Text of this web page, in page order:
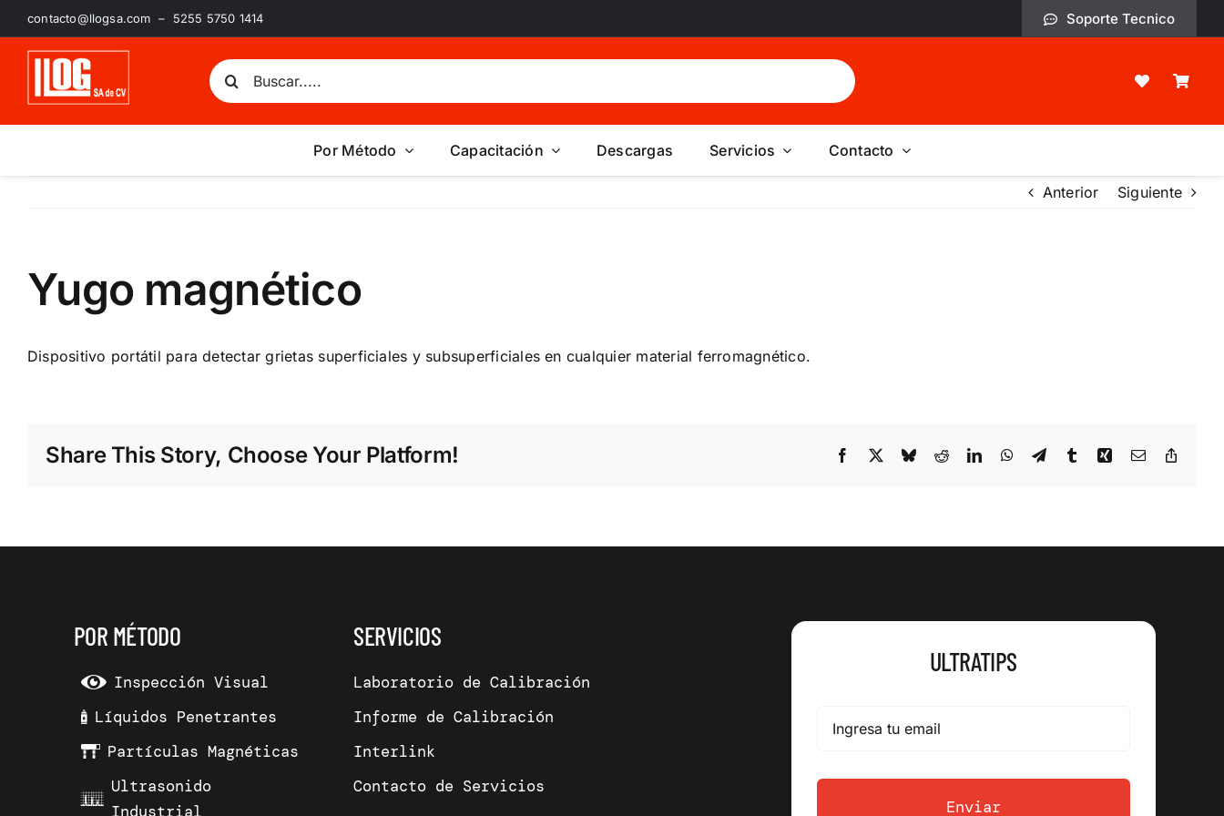
Saltar
al
contenido
contacto@llogsa.com – 5255 5750 1414 Soporte Tecnico
Buscar:
Por Método Capacitación Descargas Servicios Contacto
Anterior Siguiente
Yugo magnético
Dispositivo portátil para detectar grietas superficiales y subsuperficiales en cualquier material ferromagnético.
Share This Story, Choose Your Platform! Facebook
X BlueskyRedditLinkedInWhatsApp
TelegramTumblrXing Correo
POR MÉTODO
Inspección Visual
Líquidos Penetrantes
Partículas Magnéticas
Ultrasonido
Industrial
SERVICIOS
Laboratorio de Calibración
Informe de Calibración
Interlink
Contacto de Servicios
ULTRATIPS
Enviar